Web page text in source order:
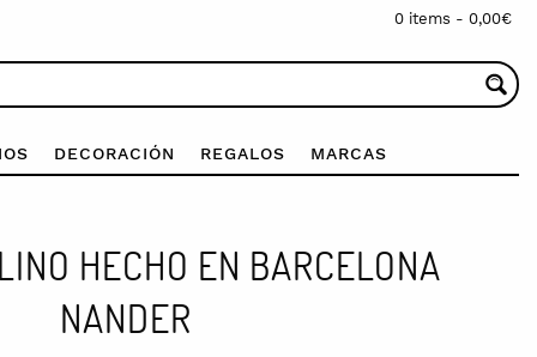
0 items - 0,00€
DECORACIÓN REGALOS MARCAS
HECHO EN BARCELONA
NANDER